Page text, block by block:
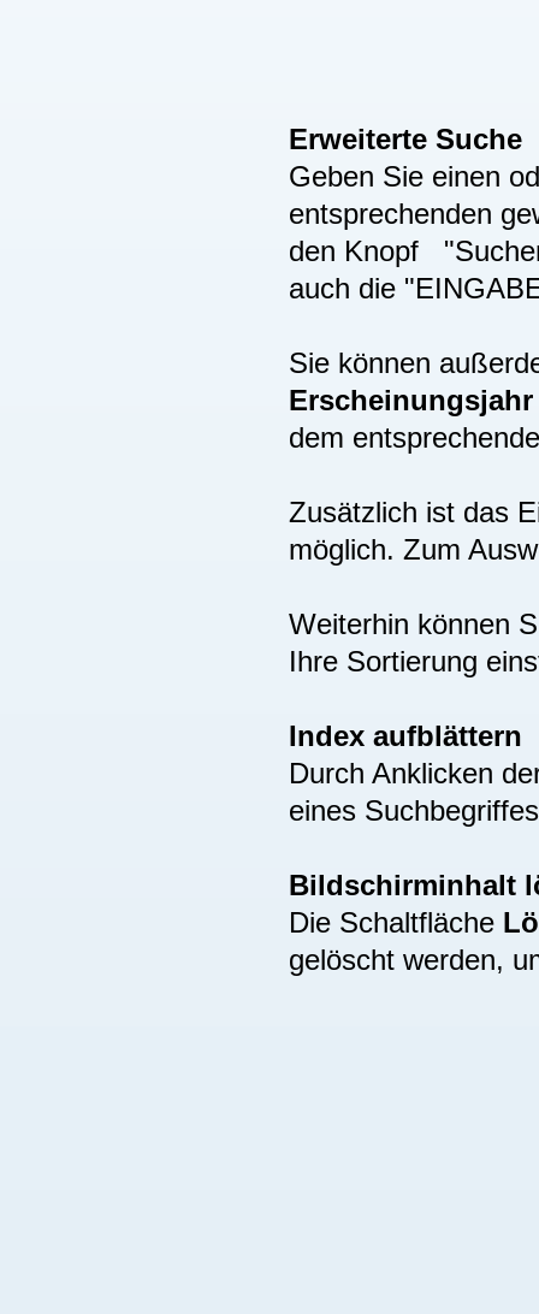
Erweiterte Suche
Geben Sie einen
entsprechenden
den Knopf
auch die
Sie können
dem
Zusätzlich ist das
möglich. Zum
Weiterhin können
Ihre Sortierung
Index aufblättern
Durch Anklicken
eines
Bildschirminhalt
Die Schaltfläche
gelöscht werden,